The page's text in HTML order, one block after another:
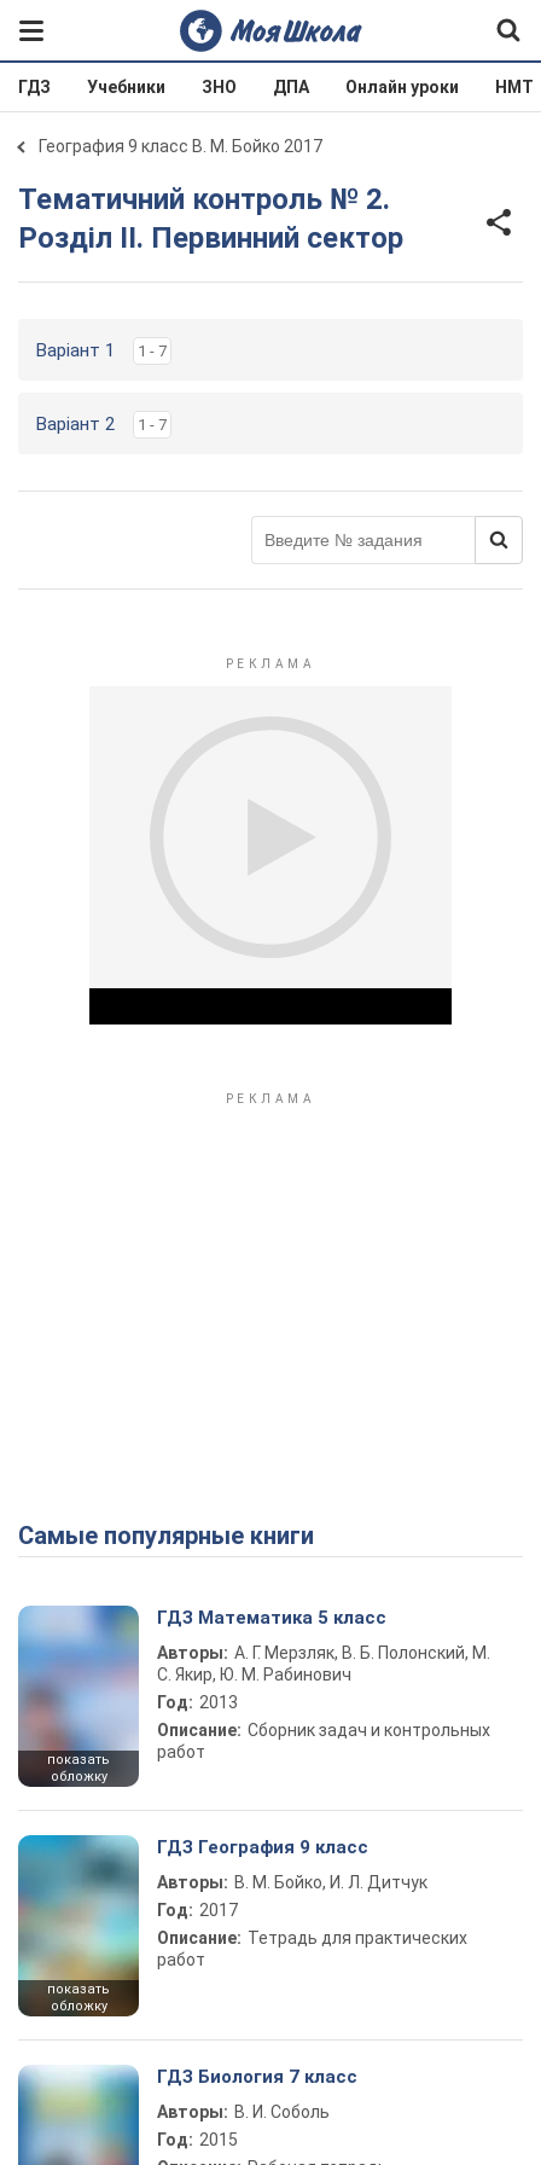
ГДЗ Учебники ЗНО ДПА Онлайн уроки НМТ
География 9 класс В. М. Бойко 2017
Тематичний контроль № 2.
Розділ II. Первинний сектор
Варіант 1 1 - 7
Варіант 2 1 - 7
Самые популярные книги
показать
обложку
ГДЗ Математика 5 класс
Авторы: А. Г. Мерзляк, В. Б. Полонский, М.
С. Якир, Ю. М. Рабинович
Год: 2013
Описание: Сборник задач и контрольных
работ
показать
обложку
ГДЗ География 9 класс
Авторы: В. М. Бойко, И. Л. Дитчук
Год: 2017
Описание: Тетрадь для практических
работ
ГДЗ Биология 7 класс
Авторы: В. И. Соболь
Год: 2015